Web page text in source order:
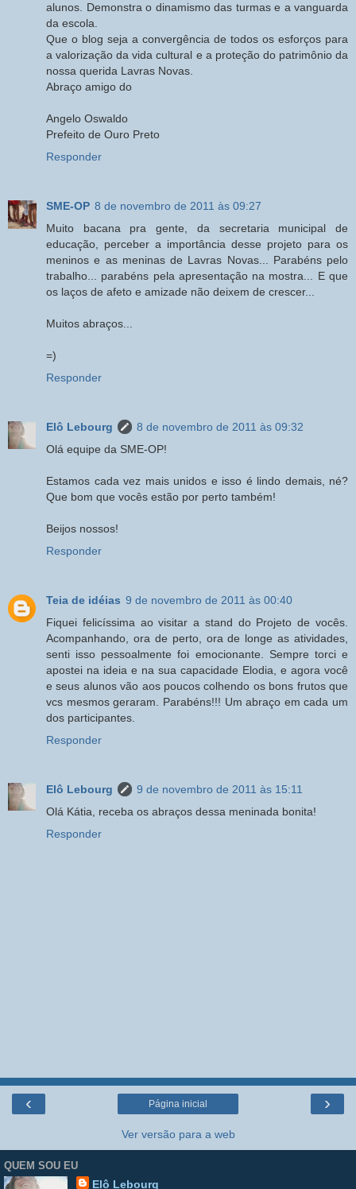
alunos. Demonstra o dinamismo das turmas e a vanguarda
da escola.
Que o blog seja a convergência de todos os esforços para
a valorização da vida cultural e a proteção do patrimônio da
nossa querida Lavras Novas.
Abraço amigo do
Angelo Oswaldo
Prefeito de Ouro Preto
Responder
SME-OP 8 de novembro de 2011 às 09:27
Muito bacana pra gente, da secretaria municipal de
educação, perceber a importância desse projeto para os
meninos e as meninas de Lavras Novas... Parabéns pelo
trabalho... parabéns pela apresentação na mostra... E que
os laços de afeto e amizade não deixem de crescer...
Muitos abraços...
=)
Responder
Elô Lebourg
8 de novembro de 2011 às 09:32
Olá equipe da SME-OP!
Estamos cada vez mais unidos e isso é lindo demais, né?
Que bom que vocês estão por perto também!
Beijos nossos!
Responder
Teia de idéias 9 de novembro de 2011 às 00:40
Fiquei felicíssima ao visitar a stand do Projeto de vocês.
Acompanhando, ora de perto, ora de longe as atividades,
senti isso pessoalmente foi emocionante. Sempre torci e
apostei na ideia e na sua capacidade Elodia, e agora você
e seus alunos vão aos poucos colhendo os bons frutos que
vcs mesmos geraram. Parabéns!!! Um abraço em cada um
dos participantes.
Responder
Elô Lebourg
9 de novembro de 2011 às 15:11
Olá Kátia, receba os abraços dessa meninada bonita!
Responder
‹ ›
Página inicial
Ver versão para a web
QUEM SOU EU
Elô Lebourg